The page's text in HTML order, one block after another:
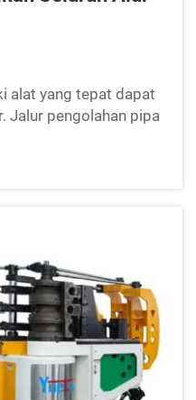
alat yang tepat dapat
Jalur pengolahan pipa
alat tersebut yang
Dengan
memotong,